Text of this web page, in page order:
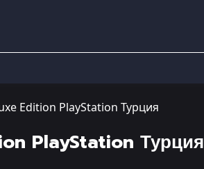
Edition PlayStation Турция
PlayStation Турция